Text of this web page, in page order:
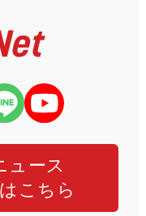
ュース
こちら